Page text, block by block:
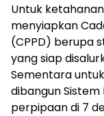
Untuk
menyiapkan
(CPPD) berupa
yang siap
Sementara
dibangun Sistem
perpipaan di 7